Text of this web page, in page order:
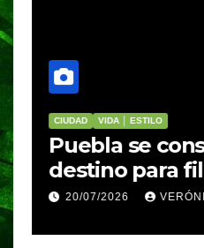
CIUDAD VIDA │ ESTILO
Puebla se
destino para
Netflix
20/07/2026